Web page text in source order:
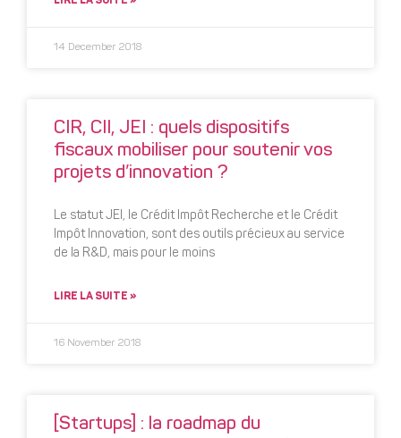
14 December 2018
CIR, CII, JEI : quels dispositifs
fiscaux mobiliser pour soutenir vos
projets d’innovation ?
Le statut JEI, le Crédit Impôt Recherche et le Crédit
Impôt Innovation, sont des outils précieux au service
de la R&D, mais pour le moins
LIRE LA SUITE »
16 November 2018
[Startups] : la roadmap du